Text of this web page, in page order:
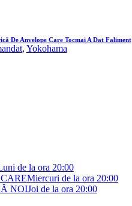
De Anvelope Care Tocmai A Dat Faliment
, Yokohama
de la ora 20:00
Miercuri de la ora 20:00
NOIJoi de la ora 20:00